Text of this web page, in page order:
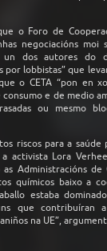
o Foro de
negociacións moi
dos autores do
por lobbistas” que
o CETA “pon en
consumo e de medio
ou mesmo
riscos para a
activista Lora
Administracións de
químicos baixo a
estaba
que contribuíran
na UE”,